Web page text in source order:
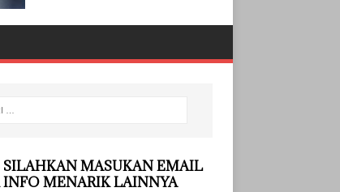
SILAHKAN MASUKAN EMAIL
MENARIK LAINNYA